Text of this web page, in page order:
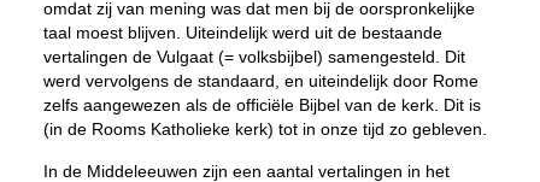
omdat zij van mening was dat men bij de oorspronkelijke
taal moest blijven. Uiteindelijk werd uit de bestaande
vertalingen de Vulgaat (= volksbijbel) samengesteld. Dit
werd vervolgens de standaard, en uiteindelijk door Rome
zelfs aangewezen als de officiële Bijbel van de kerk. Dit is
(in de Rooms Katholieke kerk) tot in onze tijd zo gebleven.
In de Middeleeuwen zijn een aantal vertalingen in het